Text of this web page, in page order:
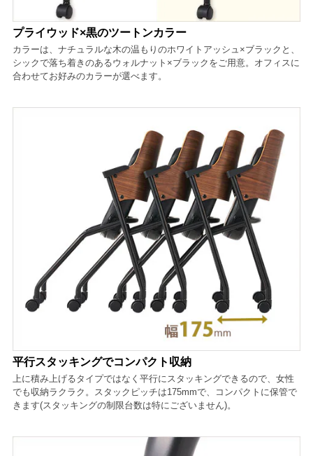
プライウッド×黒のツートンカラー
カラーは、ナチュラルな木の温もりのホワイトアッシュ×ブラックと、
シックで落ち着きのあるウォルナット×ブラックをご用意。オフィスに
合わせてお好みのカラーが選べます。
平行スタッキングでコンパクト収納
上に積み上げるタイプではなく平行にスタッキングできるので、女性
でも収納ラクラク。スタックピッチは175mmで、コンパクトに保管で
きます(スタッキングの制限台数は特にございません)。